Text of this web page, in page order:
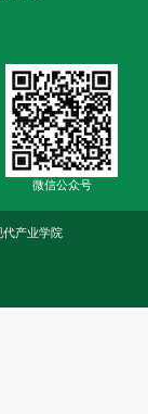
微信公众号
代产业学院